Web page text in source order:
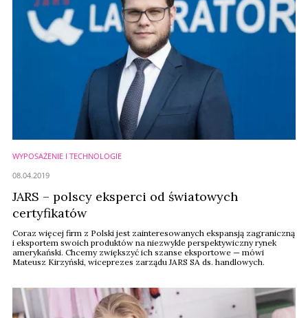
WYPOSAŻENIE I TECHNOLOGIE
JARS – polscy eksperci od światowych
certyfikatów
Coraz więcej firm z Polski jest zainteresowanych ekspansją zagraniczną
i eksportem swoich produktów na niezwykle perspektywiczny rynek
amerykański. Chcemy zwiększyć ich szanse eksportowe — mówi
Mateusz Kirzyński, wiceprezes zarządu JARS SA ds. handlowych.
08.04.2019